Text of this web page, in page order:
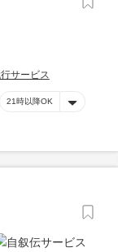
サービス
21時以降OK